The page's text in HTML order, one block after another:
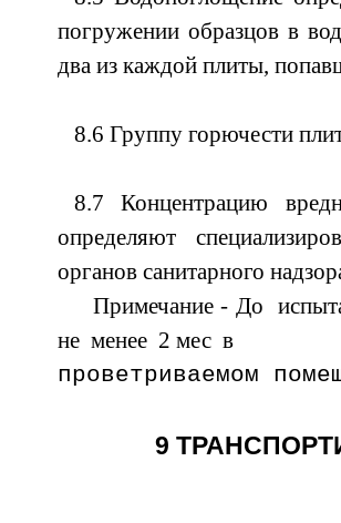
погружении образцов в
два из каждой плиты,
8.6 Группу горючести
8.7 Концентрацию
определяют
органов санитарного
Примечание - До
не менее 2 мес в
проветриваемом
9